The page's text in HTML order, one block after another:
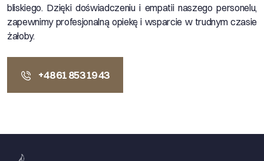
bliskiego. Dzięki doświadczeniu i empatii naszego personelu,
zapewnimy profesjonalną opiekę i wsparcie w trudnym czasie
żałoby.
+48 61 853 19 43